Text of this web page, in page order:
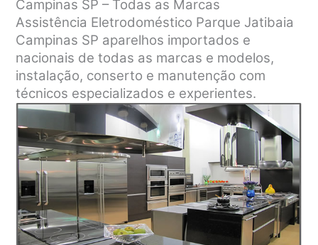
Campinas SP – Todas as Marcas
Assistência Eletrodoméstico Parque Jatibaia
Campinas SP aparelhos importados e
nacionais de todas as marcas e modelos,
instalação, conserto e manutenção com
técnicos especializados e experientes.